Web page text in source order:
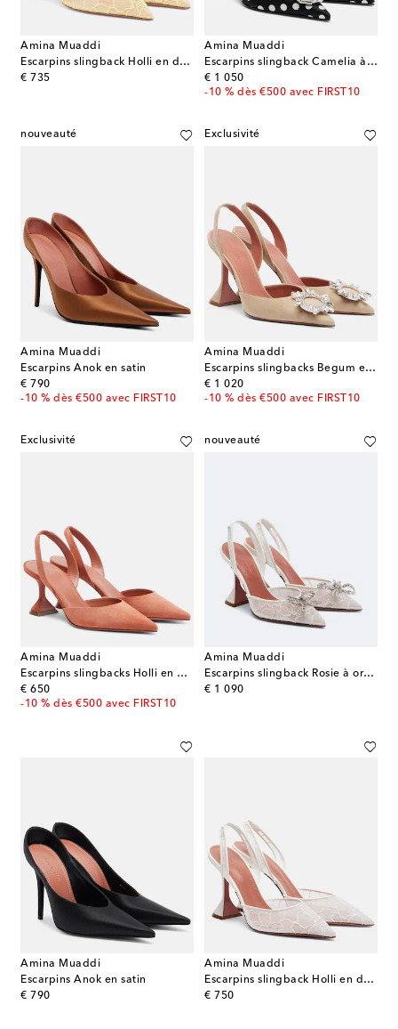
Amina Muaddi
Escarpins slingback Holli en dentelle
€ 735
original price
Amina Muaddi
Escarpins slingback Camelia à pois
€ 1 050
original price
-10 % dès €500 avec FIRST10
nouveauté
Amina Muaddi
Escarpins Anok en satin
€ 790
original price
-10 % dès €500 avec FIRST10
Exclusivité
Amina Muaddi
Escarpins slingbacks Begum en daim à ornement
€ 1 020
original price
-10 % dès €500 avec FIRST10
Exclusivité
Amina Muaddi
Escarpins slingbacks Holli en daim
€ 650
original price
-10 % dès €500 avec FIRST10
nouveauté
Amina Muaddi
Escarpins slingback Rosie à ornements
€ 1 090
original price
Amina Muaddi
Escarpins Anok en satin
€ 790
original price
Amina Muaddi
Escarpins slingback Holli en dentelle
€ 750
original price